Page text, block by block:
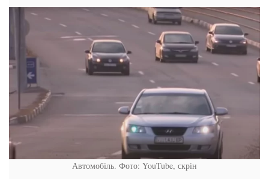
Автомобіль. Фото: YouTube, скрін